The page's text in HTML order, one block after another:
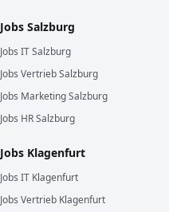
Jobs Salzburg
Jobs ITSalzburg
Jobs VertriebSalzburg
Jobs MarketingSalzburg
Jobs HRSalzburg
Jobs Klagenfurt
Jobs IT Klagenfurt
Jobs Vertrieb Klagenfurt